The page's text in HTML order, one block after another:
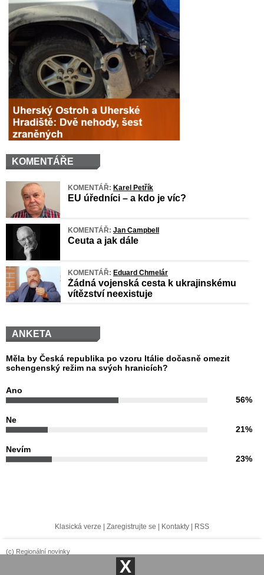
KOMENTÁŘE
KOMENTÁŘ: Karel Petřík
EU úředníci – a kdo je víc?
KOMENTÁŘ: Jan Campbell
Ceuta a jak dále
KOMENTÁŘ: Eduard Chmelár
Žádná vojenská cesta k ukrajinskému
vítězství neexistuje
ANKETA
Měla by Česká republika po vzoru Itálie dočasně omezit
schengenský režim na svých hranicích?
Ano
56%
Ne
21%
Nevím
23%
Klasická verze | Zaregistrujte se | Kontakty | RSS
(c) Regionální novinky
X